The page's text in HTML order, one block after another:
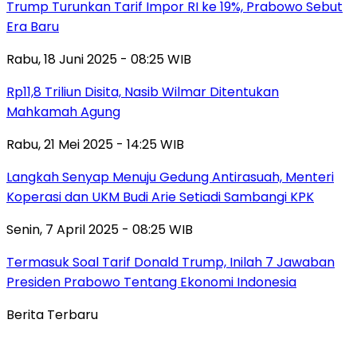
Trump Turunkan Tarif Impor RI ke 19%, Prabowo Sebut
Era Baru
Rabu, 18 Juni 2025 - 08:25 WIB
Rp11,8 Triliun Disita, Nasib Wilmar Ditentukan
Mahkamah Agung
Rabu, 21 Mei 2025 - 14:25 WIB
Langkah Senyap Menuju Gedung Antirasuah, Menteri
Koperasi dan UKM Budi Arie Setiadi Sambangi KPK
Senin, 7 April 2025 - 08:25 WIB
Termasuk Soal Tarif Donald Trump, Inilah 7 Jawaban
Presiden Prabowo Tentang Ekonomi Indonesia
Berita Terbaru